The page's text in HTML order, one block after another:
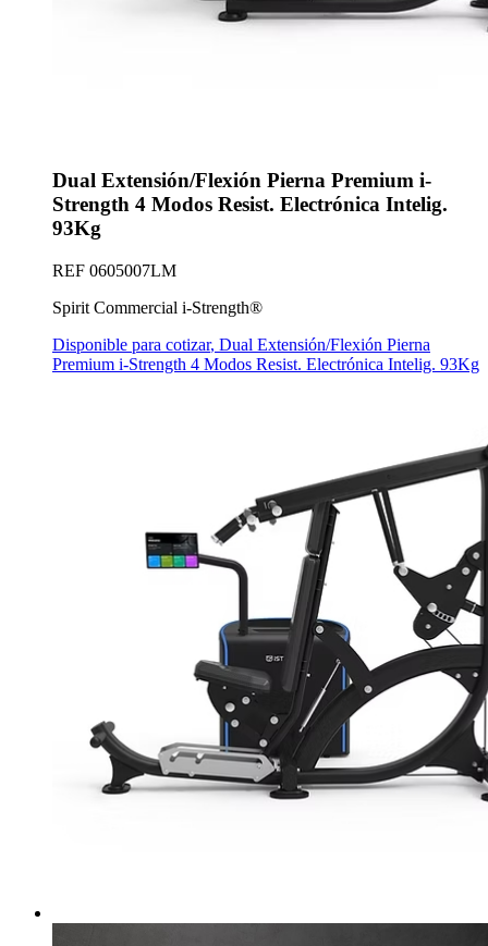
Dual Extensión/Flexión Pierna Premium i-
Strength 4 Modos Resist. Electrónica Intelig.
93Kg
REF 0605007LM
Spirit Commercial i-Strength®
Disponible para cotizar, Dual Extensión/Flexión Pierna
Premium i-Strength 4 Modos Resist. Electrónica Intelig. 93Kg